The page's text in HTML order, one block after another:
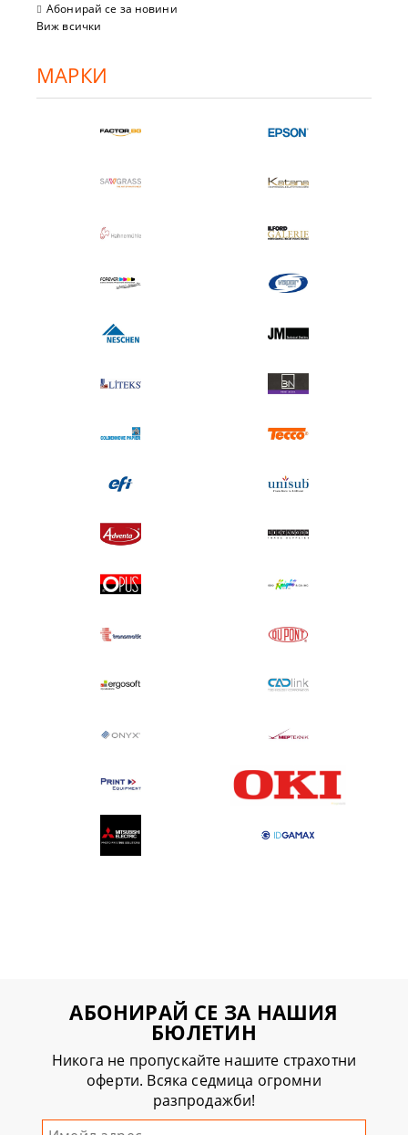
Абонирай се за новини
Виж всички
МАРКИ
АБОНИРАЙ СЕ ЗА НАШИЯ
БЮЛЕТИН
Никога не пропускайте нашите страхотни
оферти. Всяка седмица огромни
разпродажби!